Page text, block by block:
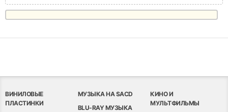
ВИНИЛОВЫЕ
ПЛАСТИНКИ
МУЗЫКА НА SACD
BLU-RAY МУЗЫКА
КИНО И
МУЛЬТФИЛЬМЫ